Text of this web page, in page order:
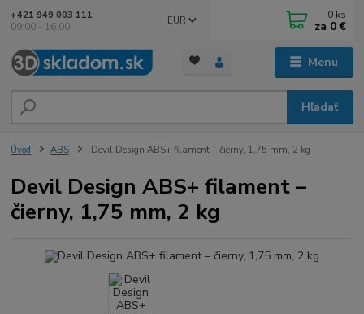
Menu
EUR
Hľadať
+421 949 003 111
09:00 - 16:00
0 ks
za 0 €
Úvod ABS Devil Design ABS+ filament – čierny, 1,75 mm, 2 kg
Devil Design ABS+ filament –
čierny, 1,75 mm, 2 kg